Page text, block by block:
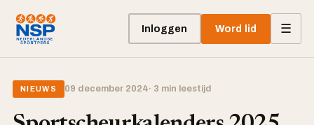
Inloggen Word lid ☰
NIEUWS 09 december 2024· 3 min leestijd